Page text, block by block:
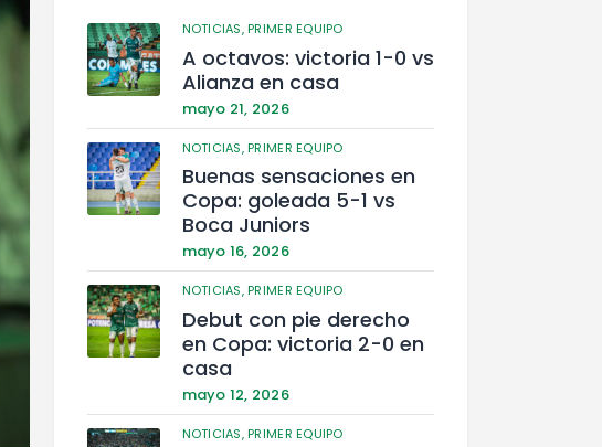
NOTICIAS,PRIMER EQUIPO
A octavos: victoria 1-0 vs
Alianza en casa
mayo 21, 2026
NOTICIAS,PRIMER EQUIPO
Buenas sensaciones en
Copa: goleada 5-1 vs
Boca Juniors
mayo 16, 2026
NOTICIAS,PRIMER EQUIPO
Debut con pie derecho
en Copa: victoria 2-0 en
casa
mayo 12, 2026
NOTICIAS,PRIMER EQUIPO